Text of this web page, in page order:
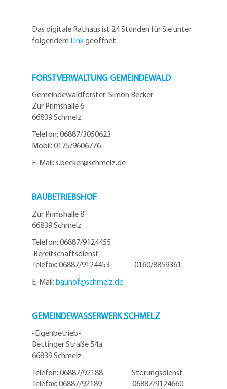
Das digitale Rathaus ist 24 Stunden für Sie unter
folgendem Linkgeöffnet.
FORSTVERWALTUNG GEMEINDEWALD
Gemeindewaldförster: Simon Becker
Zur Primshalle 6
66839 Schmelz
Telefon: 06887/3050623
Mobil: 0175/9606776
E-Mail: s.becker@schmelz.de
BAUBETRIEBSHOF
Zur Primshalle 8
66839 Schmelz
Telefon: 06887/9124455
Bereitschaftsdienst
Telefax: 06887/9124453 0160/8859361
E-Mail: bauhof@schmelz.de
GEMEINDEWASSERWERK SCHMELZ
-Eigenbetrieb-
Bettinger Straße 54a
66839 Schmelz
Telefon: 06887/92188 Störungsdienst
Telefax: 06887/92189 06887/9124660